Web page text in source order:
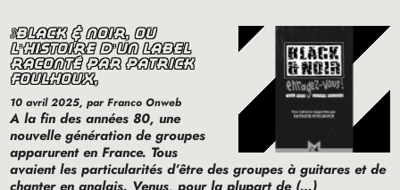
black & noir, où
l’histoire d’un label
raconté par patrick
foulhoux,
10 avril 2025, par Franco Onweb
A la fin des années 80, une
nouvelle génération de groupes
apparurent en France. Tous
avaient les particularités d’être des groupes à guitares et de